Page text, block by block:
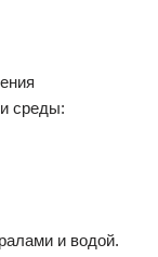
среды:
и водой.